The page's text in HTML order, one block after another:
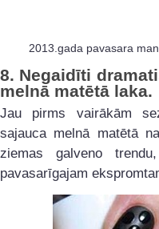
2013.gada pavasara
8. Negaidīti
melnā matētā laka.
Jau pirms vairākām
sajauca melnā matētā
ziemas galveno
pavasarīgajam